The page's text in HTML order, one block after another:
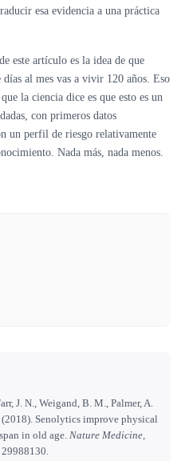
esa evidencia a una práctica
este artículo es la idea de que
días al mes vas a vivir 120 años. Eso
la ciencia dice es que esto es un
con primeros datos
un perfil de riesgo relativamente
Nada más, nada menos.
J. N., Weigand, B. M., Palmer, A.
Senolytics improve physical
in old age. Nature Medicine,